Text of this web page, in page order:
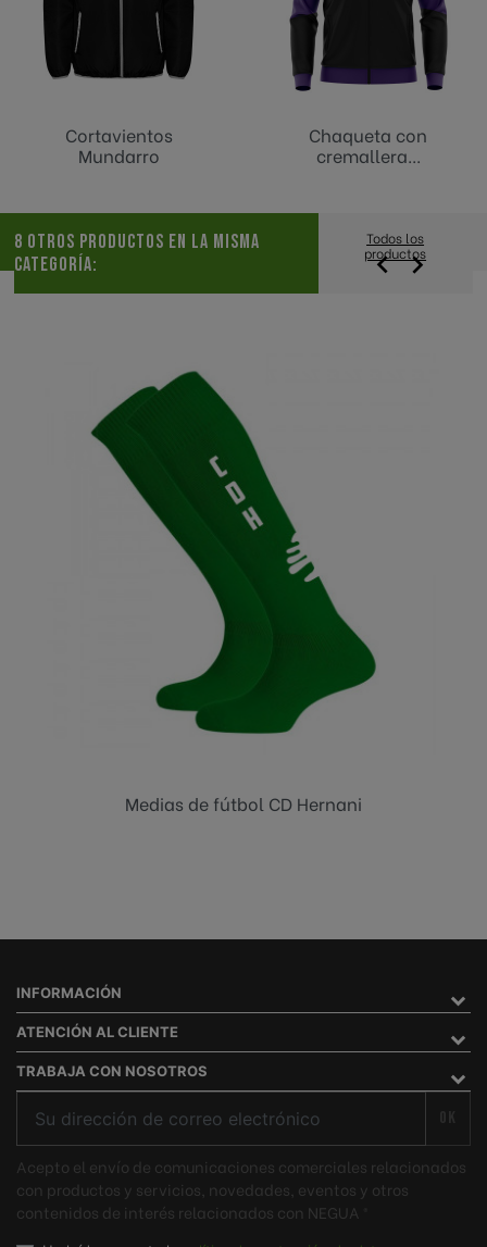
Cortavientos
Mundarro
Chaqueta con
cremallera...
8 OTROS PRODUCTOS EN LA MISMA
CATEGORÍA:
Todos los
productos

Medias de fútbol CD Hernani

INFORMACIÓN
ATENCIÓN AL CLIENTE
TRABAJA CON NOSOTROS
Acepto el envío de comunicaciones comerciales relacionados
con productos y servicios, novedades, eventos y otros
contenidos de interés relacionados con NEGUA ®